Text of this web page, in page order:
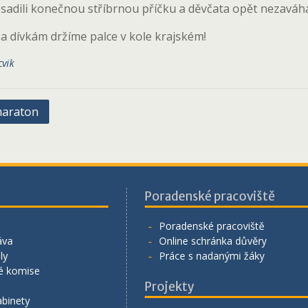
konečnou stříbrnou příčku a děvčata opět
dívkám držíme palce v kole krajském!
komise
Poradenské pracoviště
Poradenské pracoviště
Online schránka důvěry
Práce s nadanými žáky
Projekty